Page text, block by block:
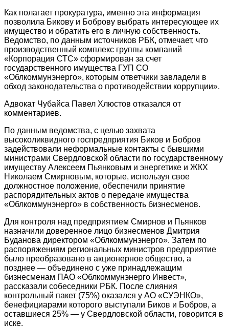
Как полагает прокуратура, именно эта информация
позволила Бикову и Боброву выбрать интересующее их
имущество и обратить его в личную собственность.
Ведомство, по данным источников РБК, отмечает, что
производственный комплекс группы компаний
«Корпорация СТС» сформирован за счет
государственного имущества ГУП СО
«Облкоммунэнерго», которым ответчики завладели в
обход законодательства о противодействии коррупции».
Адвокат Чубайса Павел Хлюстов отказался от
комментариев.
По данным ведомства, с целью захвата
высоколиквидного госпредприятия Биков и Бобров
задействовали неформальные контакты с бывшими
министрами Свердловской области по государственному
имуществу Алексеем Пьянковым и энергетике и ЖКХ
Николаем Смирновым, которые, используя свое
должностное положение, обеспечили принятие
распорядительных актов о передаче имущества
«Облкоммунэнерго» в собственность бизнесменов.
Для контроля над предприятием Смирнов и Пьянков
назначили доверенное лицо бизнесменов Дмитрия
Буданова директором «Облкоммунэнерго». Затем по
распоряжениям региональных министров предприятие
было преобразовано в акционерное общество, а
позднее — объединено с уже принадлежащим
бизнесменам ПАО «Облкоммунэнерго Инвест»,
рассказали собеседники РБК. После слияния
контрольный пакет (75%) оказался у АО «СУЭНКО»,
бенефициарами которого выступали Биков и Бобров, а
оставшиеся 25% — у Свердловской области, говорится в
иске.